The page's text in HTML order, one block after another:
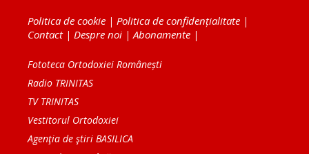
Politica de cookie | Politica de confidențialitate |
Contact| Despre noi | Abonamente |
Fototeca Ortodoxiei Românești
Radio TRINITAS
TV TRINITAS
Vestitorul Ortodoxiei
Agenţia de ştiri BASILICA